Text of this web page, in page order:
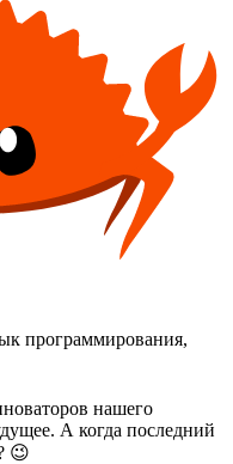
программирования,
нашего
А когда последний
😉